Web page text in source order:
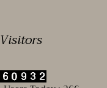
Visitors